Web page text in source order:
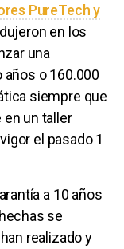
PureTech y
en los
una
o 160.000
siempre que
un taller
el pasado 1
a 10 años
se
realizado y